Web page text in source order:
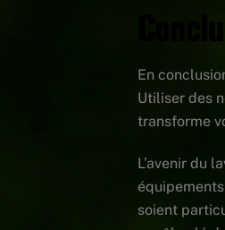
En
Utiliser des
transforme
L’avenir du
soient